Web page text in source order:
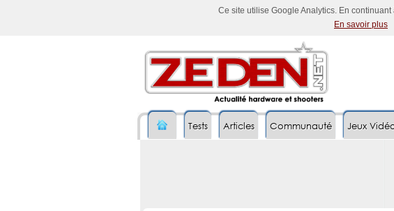
Ce site utilise Google Analytics. En
En savoir plus
Tests Articles Communauté Jeux